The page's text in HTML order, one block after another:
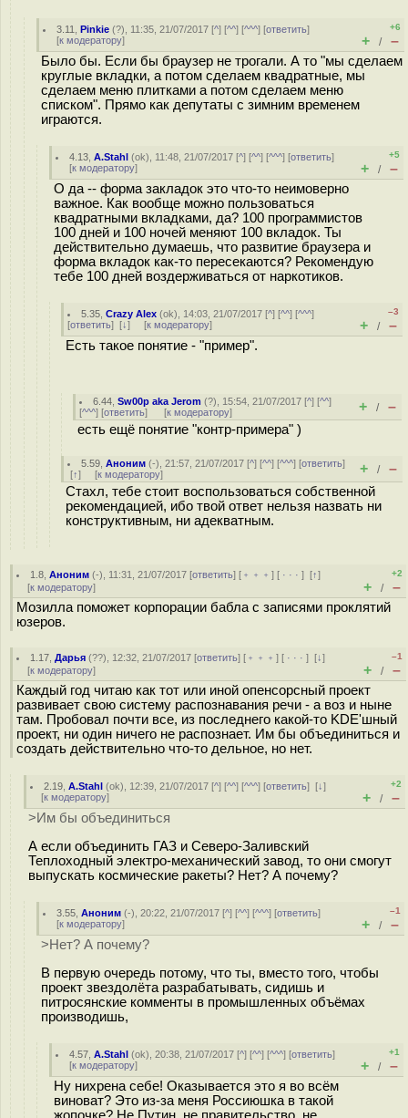
3.11 ,Pinkie (?), 11:35, 21/07/2017 [^] [^^] [^^^] [ответить]
[к модератору]
+6
+ / –
Было бы. Если бы браузер не трогали. А то "мы сделаем
круглые вкладки, а потом сделаем квадратные, мы
сделаем меню плитками а потом сделаем меню
списком". Прямо как депутаты с зимним временем
играются.
4.13 ,A.Stahl (ok), 11:48, 21/07/2017 [^] [^^] [^^^] [ответить]
[к модератору]
+5
+ / –
О да -- форма закладок это что-то неимоверно
важное. Как вообще можно пользоваться
квадратными вкладками, да? 100 программистов
100 дней и 100 ночей меняют 100 вкладок. Ты
действительно думаешь, что развитие браузера и
форма вкладок как-то пересекаются? Рекомендую
тебе 100 дней воздерживаться от наркотиков.
5.35 ,Crazy Alex (ok), 14:03, 21/07/2017 [^] [^^] [^^^]
[ответить] [↓] [к модератору]
–3
+ / –
Есть такое понятие - "пример".
6.44 ,Sw00p aka Jerom (?), 15:54, 21/07/2017 [^] [^^]
[^^^] [ответить] [к модератору] + / –
есть ещё понятие "контр-примера" )
5.59 ,Аноним (-), 21:57, 21/07/2017 [^] [^^] [^^^] [ответить]
[↑] [к модератору] + / –
Стахл, тебе стоит воспользоваться собственной
рекомендацией, ибо твой ответ нельзя назвать ни
конструктивным, ни адекватным.
1.8 ,Аноним (-), 11:31, 21/07/2017 [ответить] [ ﹢﹢﹢] [ · · ·][↑]
[к модератору]
+2
+ / –
Мозилла поможет корпорации бабла с записями проклятий
юзеров.
1.17 ,Дарья (??), 12:32, 21/07/2017 [ответить] [ ﹢﹢﹢] [ · · ·][↓]
[к модератору]
–1
+ / –
Каждый год читаю как тот или иной опенсорсный проект
развивает свою систему распознавания речи - а воз и ныне
там. Пробовал почти все, из последнего какой-то KDE'шный
проект, ни один ничего не распознает. Им бы объединиться и
создать действительно что-то дельное, но нет.
2.19 ,A.Stahl (ok), 12:39, 21/07/2017 [^] [^^] [^^^] [ответить][↓]
[к модератору]
+2
+ / –
>Им бы объединиться
А если объединить ГАЗ и Cеверо-Заливский
Теплоходный электро-механический завод, то они смогут
выпускать космические ракеты? Нет? А почему?
3.55 ,Аноним (-), 20:22, 21/07/2017 [^] [^^] [^^^] [ответить]
[к модератору]
–1
+ / –
>Нет? А почему?
В первую очередь потому, что ты, вместо того, чтобы
проект звездолёта разрабатывать, сидишь и
питросянские комменты в промышленных объёмах
производишь,
4.57 ,A.Stahl (ok), 20:38, 21/07/2017 [^] [^^] [^^^] [ответить]
[к модератору]
+1
+ / –
Ну нихрена себе! Оказывается это я во всём
виноват? Это из-за меня Россиюшка в такой